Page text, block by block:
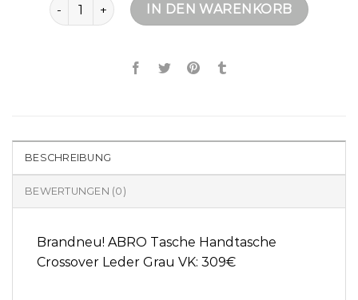
IN DEN WARENKORB
BESCHREIBUNG
BEWERTUNGEN (0)
Brandneu! ABRO Tasche Handtasche
Crossover Leder Grau VK: 309€